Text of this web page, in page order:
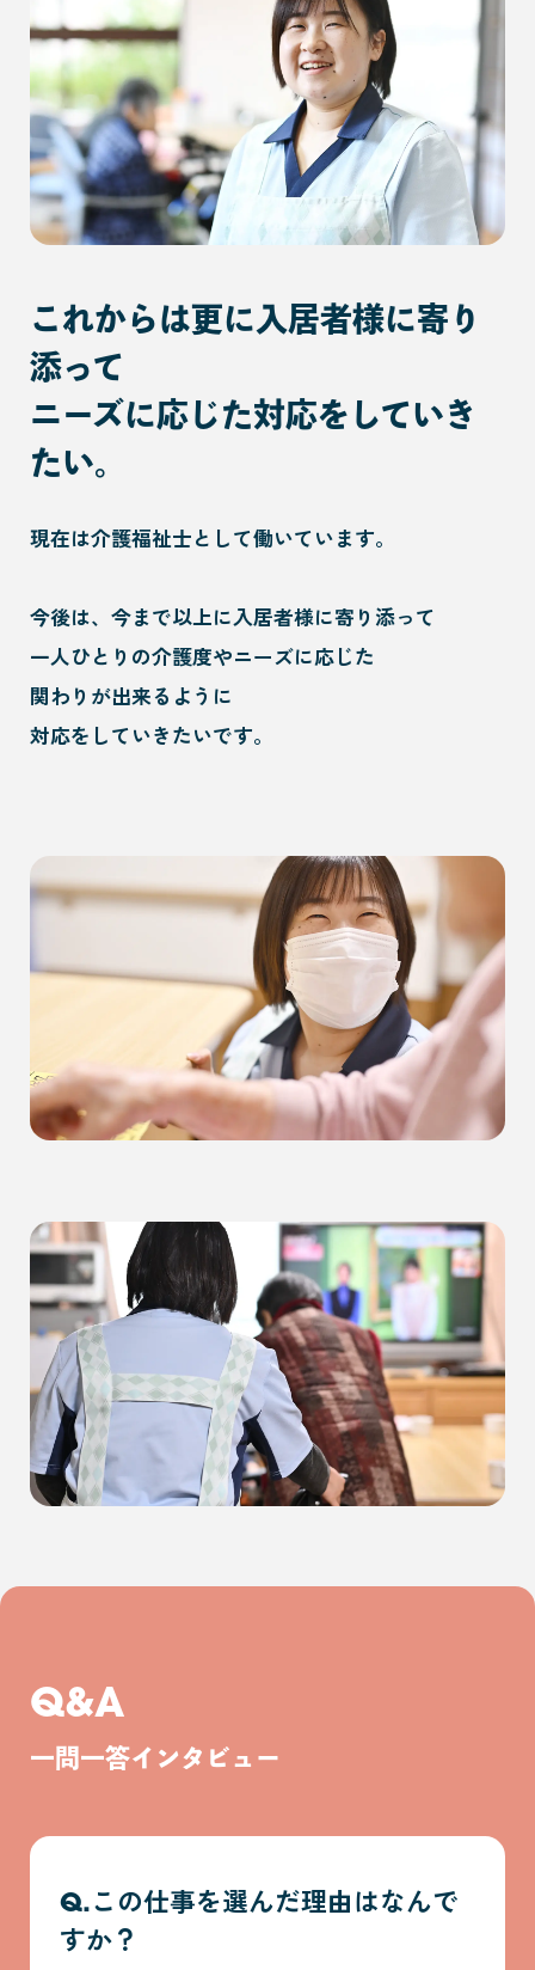
これからは更に入居者様に寄り
添って
ニーズに応じた対応をしていき
たい。
現在は介護福祉士として働いています。
今後は、今まで以上に入居者様に寄り添って
一人ひとりの介護度やニーズに応じた
関わりが出来るように
対応をしていきたいです。
Q&A
一問一答インタビュー
Q.この仕事を選んだ理由はなんで
すか？